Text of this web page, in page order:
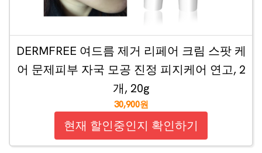
DERMFREE 여드름 제거 리페어 크림 스팟 케
어 문제피부 자국 모공 진정 피지케어 연고, 2
개, 20g
30,900원
현재 할인중인지 확인하기